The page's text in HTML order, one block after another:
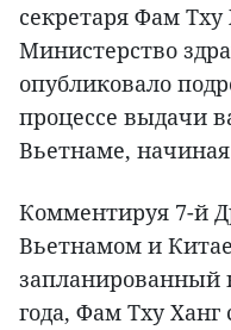
секретаря Фам Тху
Министерство
опубликовало
процессе выдачи
Вьетнаме, начиная
Комментируя 7-й
Вьетнамом и
запланированный
года, Фам Тху Ханг